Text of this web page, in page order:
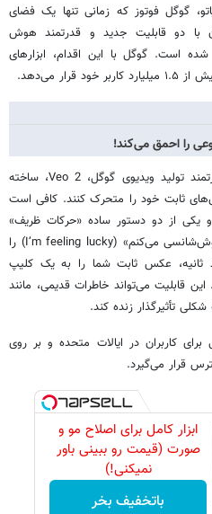
گوگل فوتوز که زمانی تنها یک فضای
با دو قابلیت جدید و قدرتمند هوش
است. گوگل با این اقدام، ابزارهای
می‌دهد.
را احمق‌ می‌کند!
این ویژگی جدید که بر پایه مدل قدرتمند تولید ویدیوی گوگل، Veo 2، ساخته
ثابت خود را متحرک کنند. کافی است
یکی از دو دستور ساده «حرکات ظریف»
(Subtle movements) یا «احساس خوش‌شانسی می‌کنم» (I’m feeling lucky) را
عکس ثابت شما را به یک کلیپ
این قابلیت می‌تواند خاطرات قدیمی، مانند
تأثیرگذار زنده کند.
کاربران در ایالات متحده و بر روی
ابزار کامل برای اصلاح مو و
صورت (قیمت رو ببینی باور
نمیکنی!)
باتخفیف بخر